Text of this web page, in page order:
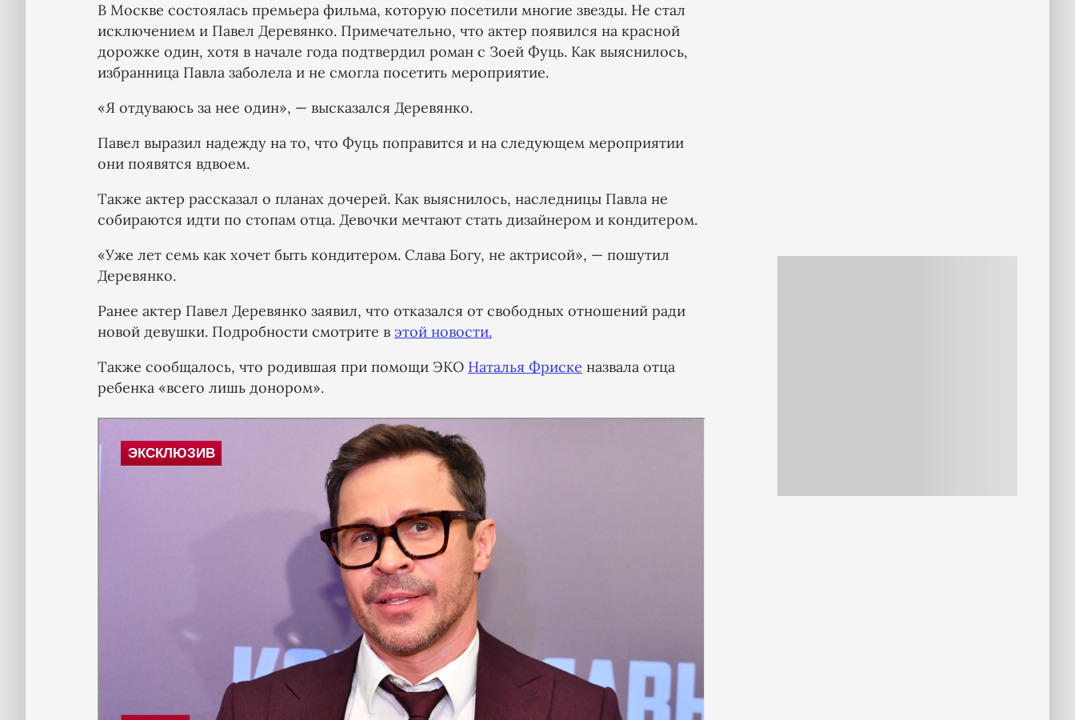
В Москве состоялась премьера фильма, которую посетили многие звезды. Не стал
исключением и Павел Деревянко. Примечательно, что актер появился на красной
дорожке один, хотя в начале года подтвердил роман с Зоей Фуць. Как выяснилось,
избранница Павла заболела и не смогла посетить мероприятие.
«Я отдуваюсь за нее один», — высказался Деревянко.
Павел выразил надежду на то, что Фуць поправится и на следующем мероприятии
они появятся вдвоем.
Также актер рассказал о планах дочерей. Как выяснилось, наследницы Павла не
собираются идти по стопам отца. Девочки мечтают стать дизайнером и кондитером.
«Уже лет семь как хочет быть кондитером. Слава Богу, не актрисой», — пошутил
Деревянко.
Ранее актер Павел Деревянко заявил, что отказался от свободных отношений ради
новой девушки. Подробности смотрите в этой новости.
Также сообщалось, что родившая при помощи ЭКО Наталья Фриске назвала отца
ребенка «всего лишь донором».